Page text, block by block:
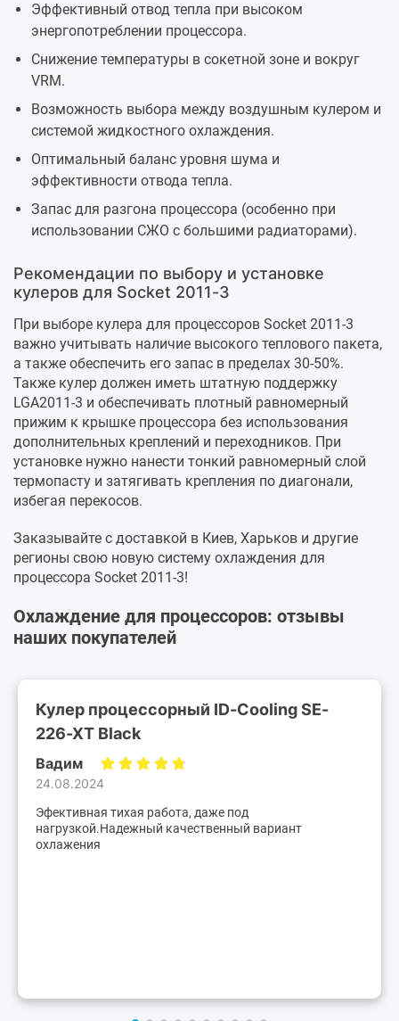
Эффективный отвод тепла при высоком
энергопотреблении процессора.
Снижение температуры в сокетной зоне и вокруг
VRM.
Возможность выбора между воздушным кулером и
системой жидкостного охлаждения.
Оптимальный баланс уровня шума и
эффективности отвода тепла.
Запас для разгона процессора (особенно при
использовании СЖО с большими радиаторами).
Рекомендации по выбору и установке
кулеров для Socket 2011-3
При выборе кулера для процессоров Socket 2011-3
важно учитывать наличие высокого теплового пакета,
а также обеспечить его запас в пределах 30-50%.
Также кулер должен иметь штатную поддержку
LGA2011-3 и обеспечивать плотный равномерный
прижим к крышке процессора без использования
дополнительных креплений и переходников. При
установке нужно нанести тонкий равномерный слой
термопасту и затягивать крепления по диагонали,
избегая перекосов.
Заказывайте с доставкой в Киев, Харьков и другие
регионы свою новую систему охлаждения для
процессора Socket 2011-3!
Охлаждение для процессоров: отзывы
наших покупателей
Кулер процессорный ID-Cooling SE-
226-XT Black
Вадим
24.08.2024
Эфективная тихая работа, даже под
нагрузкой.Надежный качественный вариант
охлажения